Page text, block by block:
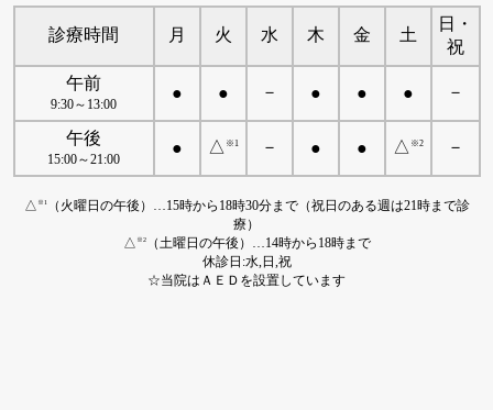
診療時間 月 火 水 木 金 土
日・
祝
午前
9:30～13:00
● ● － ● ● ● －
午後
15:00～21:00
● △ ※1 － ● ● △ ※2 －
△ ※1（火曜日の午後）…15時から18時30分まで（祝日のある週は21時まで診
療）
△ ※2（土曜日の午後）…14時から18時まで
休診日:水,日,祝
☆当院はＡＥＤを設置しています